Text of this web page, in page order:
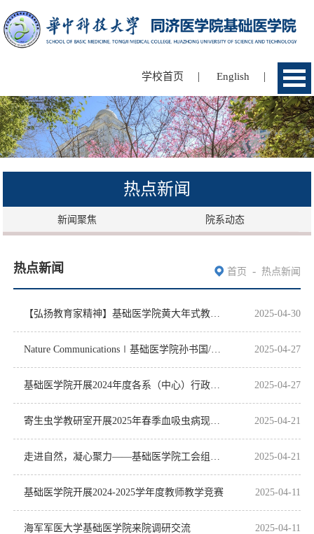
学校首页 | English |
热点新闻
新闻聚焦 院系动态
热点新闻 首页 - 热点新闻
2025-04-30
2025-04-27
2025-04-27
2025-04-21
2025-04-21
基础医学院开展2024-2025学年度教师教学竞赛 2025-04-11
海军军医大学基础医学院来院调研交流 2025-04-11